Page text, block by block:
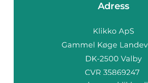
Adress